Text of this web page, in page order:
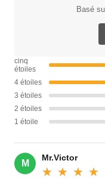
Basé
cinq
étoiles
4 étoiles
3 étoiles
2 étoiles
1 étoile
M
Mr.Victor